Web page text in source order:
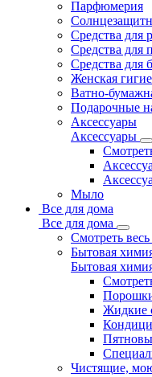
Парфюмерия
Средства для
Средства для
Средства для
Женская
Ватно-
Подарочные
Аксессуары
Аксессуары
Мыло
Все для дома
Все для дома
Смотреть весь
Бытовая
Бытовая
Жидкие
Чистящие,